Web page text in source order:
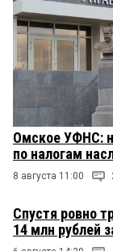
Омское УФНС:
по налогам
8 августа 11:00
Спустя ровно
14 млн рублей